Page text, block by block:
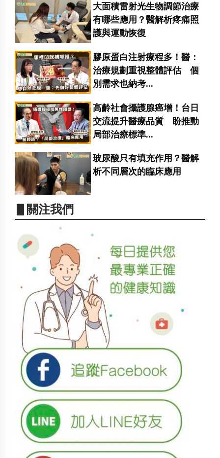
大面積雷射光生物調節治療
有哪些應用？醫解析疼痛照
護與運動恢復
膠原蛋白注射療程多！醫：
治療規劃重視整體評估 個
別需求也納考...
高齡社會攝護腺癌增！台日
交流提升醫療品質 盼推動
局部治療標準...
玻尿酸只有填充作用？醫解
析不同層次的臨床應用
▋關注我們